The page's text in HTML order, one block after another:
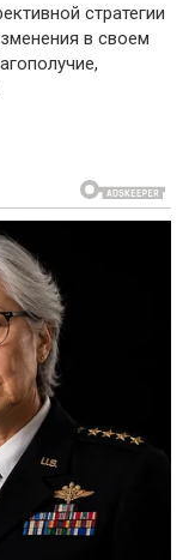
стратегии
в своем